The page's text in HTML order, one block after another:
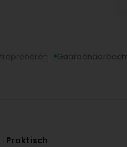
Praktisch